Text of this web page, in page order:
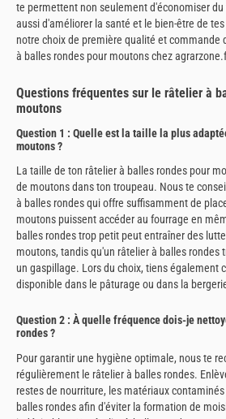
te permettent non seulement d'économiser
aussi d'améliorer la santé et le bien-être de
notre choix de première qualité et commande
à balles rondes pour moutons chez
Questions fréquentes sur le râtelier à
moutons
Question 1 : Quelle est la taille la plus
moutons ?
La taille de ton râtelier à balles rondes pour
de moutons dans ton troupeau. Nous te
à balles rondes qui offre suffisamment de
moutons puissent accéder au fourrage en
balles rondes trop petit peut entraîner des
moutons, tandis qu'un râtelier à balles rondes
un gaspillage. Lors du choix, tiens également
disponible dans le pâturage ou dans la
Question 2 : À quelle fréquence dois-je
rondes ?
Pour garantir une hygiène optimale, nous te
régulièrement le râtelier à balles rondes.
restes de nourriture, les matériaux
balles rondes afin d'éviter la formation de